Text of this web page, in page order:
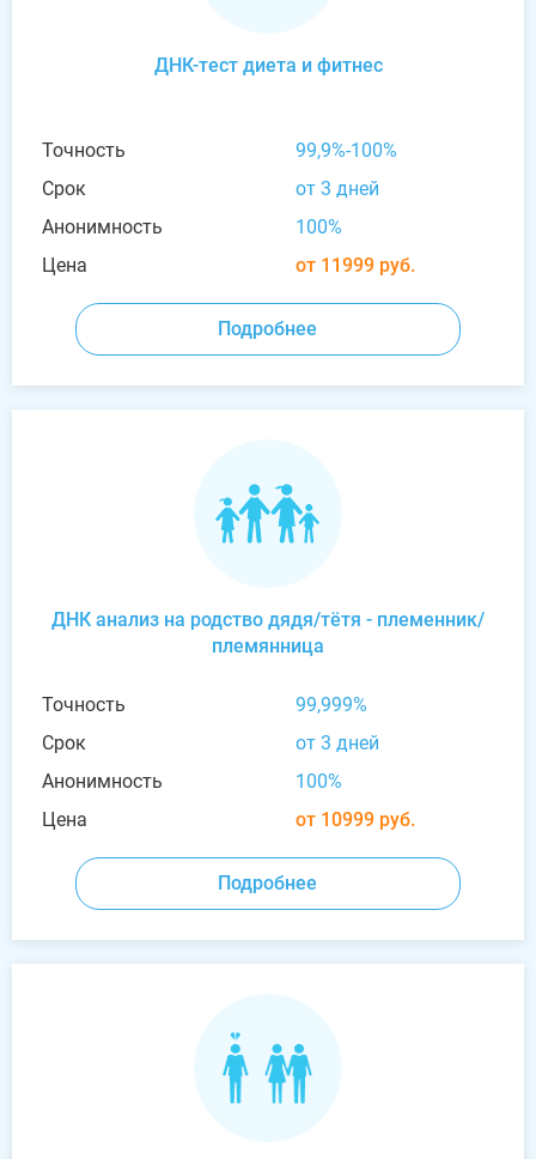
ДНК-тест диета и фитнес
Точность
99,9%-100%
Срок
от 3 дней
Анонимность
100%
Цена
от 11999 руб.
Подробнее
ДНК анализ на родство дядя/тётя - племенник/
племянница
Точность
99,999%
Срок
от 3 дней
Анонимность
100%
Цена
от 10999 руб.
Подробнее